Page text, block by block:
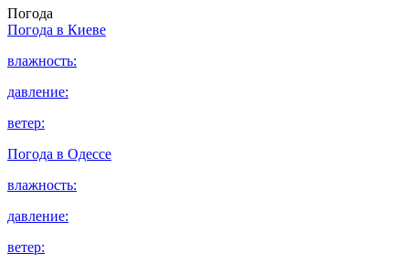
Погода
Погода в Киеве
влажность:
давление:
ветер:
Погода в Одессе
влажность:
давление:
ветер: